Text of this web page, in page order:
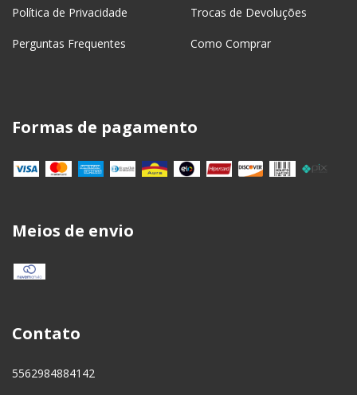
Política de Privacidade Trocas de Devoluções
Perguntas Frequentes Como Comprar
Formas de pagamento
Meios de envio
Contato
5562984884142